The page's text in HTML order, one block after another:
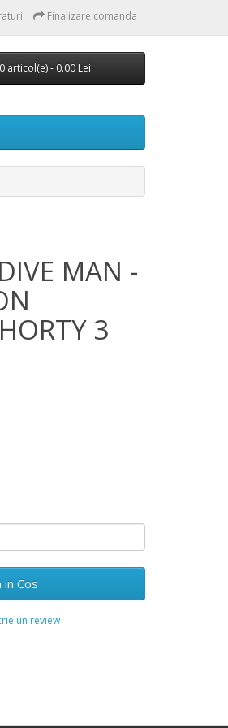
Finalizare comanda
0 articol(e) - 0.00 Lei
MAN -
3
in Cos
un review